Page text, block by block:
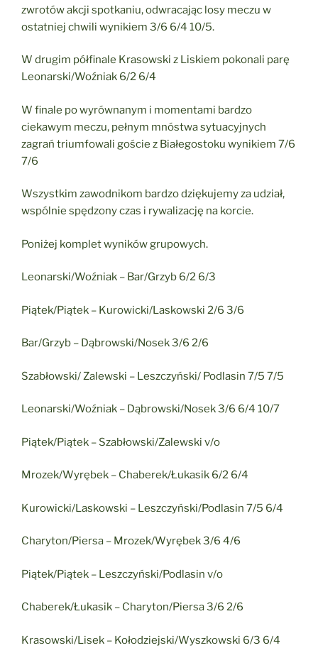
zwrotów akcji spotkaniu, odwracając losy meczu w
ostatniej chwili wynikiem 3/6 6/4 10/5.
W drugim półfinale Krasowski z Liskiem pokonali parę
Leonarski/Woźniak 6/2 6/4
W finale po wyrównanym i momentami bardzo
ciekawym meczu, pełnym mnóstwa sytuacyjnych
zagrań triumfowali goście z Białegostoku wynikiem 7/6
7/6
Wszystkim zawodnikom bardzo dziękujemy za udział,
wspólnie spędzony czas i rywalizację na korcie.
Poniżej komplet wyników grupowych.
Leonarski/Woźniak – Bar/Grzyb 6/2 6/3
Piątek/Piątek – Kurowicki/Laskowski 2/6 3/6
Bar/Grzyb – Dąbrowski/Nosek 3/6 2/6
Szabłowski/ Zalewski – Leszczyński/ Podlasin 7/5 7/5
Leonarski/Woźniak – Dąbrowski/Nosek 3/6 6/4 10/7
Piątek/Piątek – Szabłowski/Zalewski v/o
Mrozek/Wyrębek – Chaberek/Łukasik 6/2 6/4
Kurowicki/Laskowski – Leszczyński/Podlasin 7/5 6/4
Charyton/Piersa – Mrozek/Wyrębek 3/6 4/6
Piątek/Piątek – Leszczyński/Podlasin v/o
Chaberek/Łukasik – Charyton/Piersa 3/6 2/6
Krasowski/Lisek – Kołodziejski/Wyszkowski 6/3 6/4